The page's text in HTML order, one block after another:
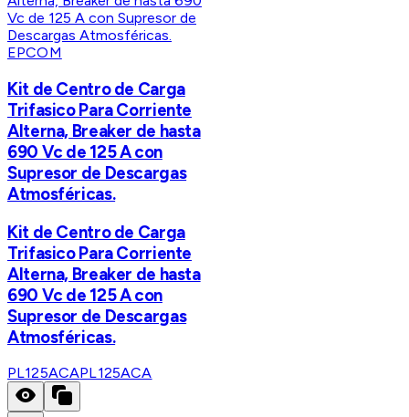
EPCOM
Kit de Centro de Carga
Trifasico Para Corriente
Alterna, Breaker de hasta
690 Vc de 125 A con
Supresor de Descargas
Atmosféricas.
Kit de Centro de Carga
Trifasico Para Corriente
Alterna, Breaker de hasta
690 Vc de 125 A con
Supresor de Descargas
Atmosféricas.
PL125ACAPL125ACA